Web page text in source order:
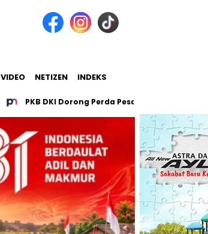
VIDEO NETIZEN INDEKS
PKB DKI Dorong Perda Pesantren untuk 107